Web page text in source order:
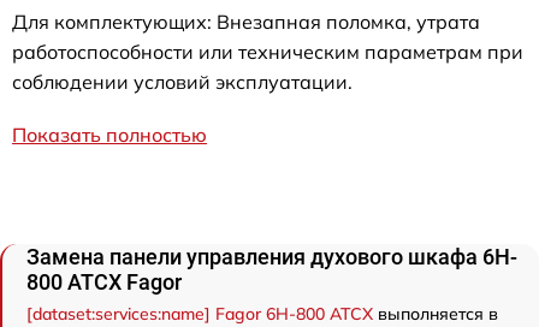
Для комплектующих: Внезапная поломка, утрата
работоспособности или техническим параметрам при
соблюдении условий эксплуатации.
Показать полностью
Замена панели управления духового шкафа 6H-
800 ATCX Fagor
[dataset:services:name] Fagor 6H-800 ATCX выполняется в